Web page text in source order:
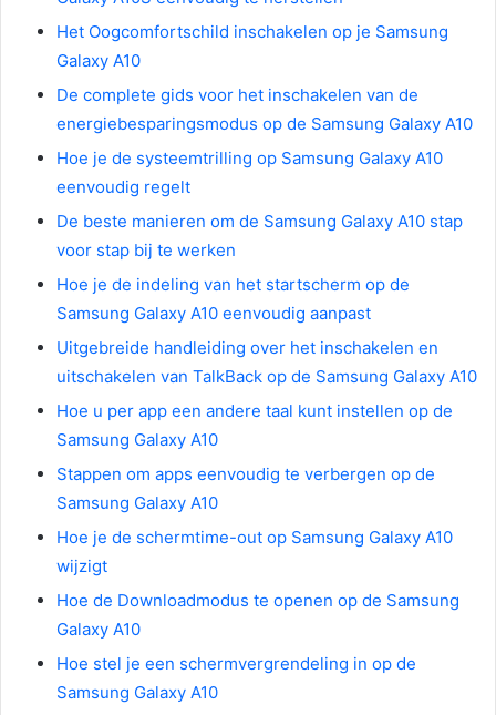
Het Oogcomfortschild inschakelen op je Samsung
Galaxy A10
De complete gids voor het inschakelen van de
energiebesparingsmodus op de Samsung Galaxy A10
Hoe je de systeemtrilling op Samsung Galaxy A10
eenvoudig regelt
De beste manieren om de Samsung Galaxy A10 stap
voor stap bij te werken
Hoe je de indeling van het startscherm op de
Samsung Galaxy A10 eenvoudig aanpast
Uitgebreide handleiding over het inschakelen en
uitschakelen van TalkBack op de Samsung Galaxy A10
Hoe u per app een andere taal kunt instellen op de
Samsung Galaxy A10
Stappen om apps eenvoudig te verbergen op de
Samsung Galaxy A10
Hoe je de schermtime-out op Samsung Galaxy A10
wijzigt
Hoe de Downloadmodus te openen op de Samsung
Galaxy A10
Hoe stel je een schermvergrendeling in op de
Samsung Galaxy A10